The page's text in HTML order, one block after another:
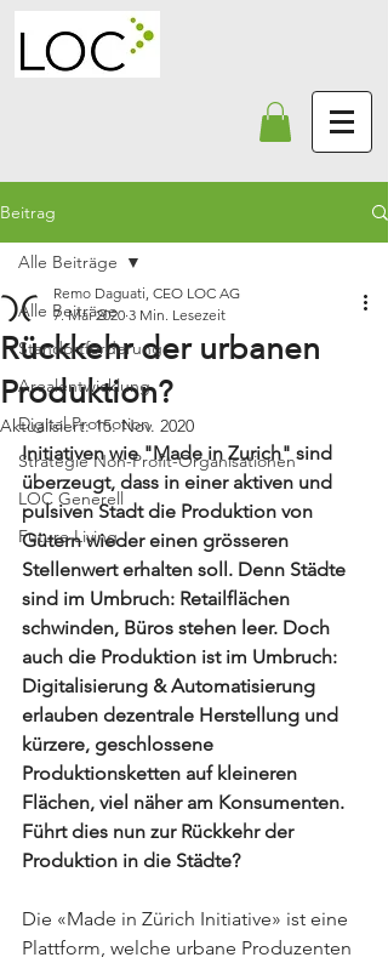
Beitrag
Alle Beiträge
Standortförderung
Arealentwicklung
Digital Promotion
Strategie Non-Profit-Organisationen
LOC Generell
Future Living
Alle Beiträge
Rückkehr der urbanen
Produktion?
Remo Daguati, CEO LOC AG
7. Mai 2020 3 Min. Lesezeit
Aktualisiert:15. Nov. 2020
Initiativen wie "Made in Zurich" sind
überzeugt, dass in einer aktiven und
pulsiven Stadt die Produktion von
Gütern wieder einen grösseren
Stellenwert erhalten soll. Denn Städte
sind im Umbruch: Retailflächen
schwinden, Büros stehen leer. Doch
auch die Produktion ist im Umbruch:
Digitalisierung & Automatisierung
erlauben dezentrale Herstellung und
kürzere, geschlossene
Produktionsketten auf kleineren
Flächen, viel näher am Konsumenten.
Führt dies nun zur Rückkehr der
Produktion in die Städte?
Die «Made in Zürich Initiative» ist eine
Plattform, welche urbane Produzenten